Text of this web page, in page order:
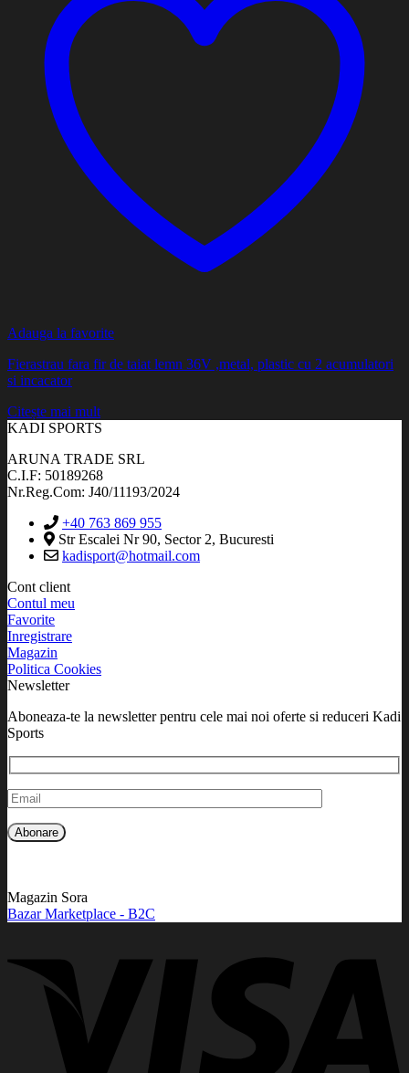
Adauga la favorite
Fierastrau fara fir de taiat lemn 36V ,metal, plastic cu 2 acumulatori
si incacator
Citește mai mult
KADI SPORTS
ARUNA TRADE SRL
C.I.F: 50189268
Nr.Reg.Com: J40/11193/2024
+40 763 869 955
Str Escalei Nr 90, Sector 2, Bucuresti
kadisport@hotmail.com
Cont client
Contul meu
Favorite
Inregistrare
Magazin
Politica Cookies
Newsletter
Aboneaza-te la newsletter pentru cele mai noi oferte si reduceri Kadi
Sports
Magazin Sora
Bazar Marketplace - B2C